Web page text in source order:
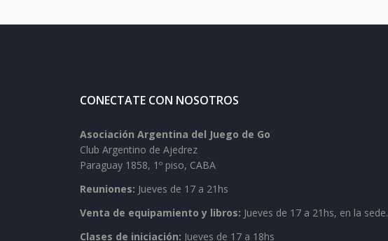
CONECTATE CON NOSOTROS
Asociación Argentina del Juego de Go
Club Argentino de Ajedrez
Paraguay 1858, 1º piso, CABA
Reuniones: Jueves de 17 a 21hs
Venta de equipamiento y libros: Jueves de 17 a 21hs, en la sede.
Clases de iniciación: Jueves de 17 a 18hs